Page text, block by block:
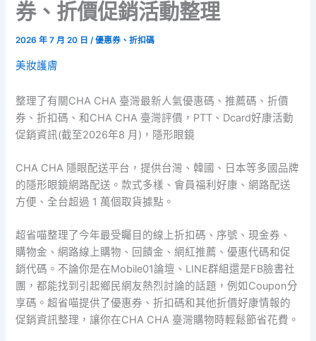
券、折價促銷活動整理
2026 年 7 月 20 日/優惠券、折扣碼
美妝護膚
整理了有關CHA CHA 臺灣最新人氣優惠碼、推薦碼、折價
券、折扣碼、和CHA CHA 臺灣評價，PTT、Dcard好康活動
促銷資訊(截至2026年8 月)，隱形眼鏡
CHA CHA 隱眼配送平台，提供台灣、韓國、日本等多國品牌
的隱形眼鏡網路配送。款式多樣、會員福利好康、網路配送
方便、全台超過 1 萬個取貨據點。
超省喵整理了今年最受矚目的線上折扣碼、序號、現金券、
購物金、網路線上購物、回饋金、網紅推薦、優惠代碼和促
銷代碼。不論你是在Mobile01論壇、LINE群組還是FB臉書社
團，都能找到引起鄉民網友熱烈討論的話題，例如Coupon分
享碼。超省喵提供了優惠券、折扣碼和其他折價好康情報的
促銷資訊整理，讓你在CHA CHA 臺灣購物時輕鬆節省花費。